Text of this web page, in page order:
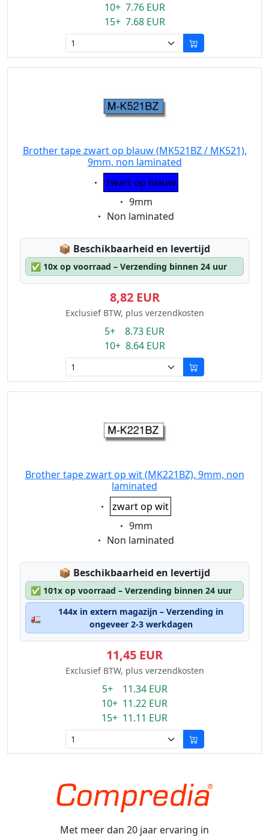
10+ 7.76 EUR
15+ 7.68 EUR
Brother tape zwart op blauw (MK521BZ / MK521),
9mm, non laminated
Eigenschaft:
zwart op blauw
Eigenschaft:
9mm
Eigenschaft:
Non laminated
📦 Lagerstatus:
Beschikbaarheid en levertijd
✅ 10x op voorraad – Verzending binnen 24 uur
8,82 EUR
Exclusief BTW, plus verzendkosten
5+ 8.73 EUR
10+ 8.64 EUR
Brother tape zwart op wit (MK221BZ), 9mm, non
laminated
Eigenschaft:
zwart op wit
Eigenschaft:
9mm
Eigenschaft:
Non laminated
📦 Lagerstatus:
Beschikbaarheid en levertijd
✅ 101x op voorraad – Verzending binnen 24 uur
🚛
144x in extern magazijn – Verzending in
ongeveer 2-3 werkdagen
11,45 EUR
Exclusief BTW, plus verzendkosten
5+ 11.34 EUR
10+ 11.22 EUR
15+ 11.11 EUR
Met meer dan 20 jaar ervaring in